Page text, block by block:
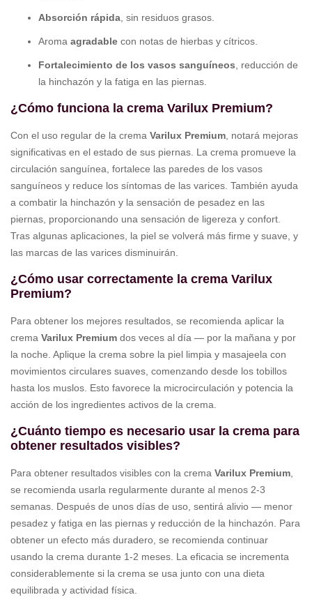
Absorción rápida , sin residuos grasos.
Aroma agradable con notas de hierbas y cítricos.
Fortalecimiento de los vasos sanguíneos , reducción de
la hinchazón y la fatiga en las piernas.
¿Cómo funciona la crema Varilux Premium?
Con el uso regular de la crema Varilux Premium , notará mejoras
significativas en el estado de sus piernas. La crema promueve la
circulación sanguínea, fortalece las paredes de los vasos
sanguíneos y reduce los síntomas de las varices. También ayuda
a combatir la hinchazón y la sensación de pesadez en las
piernas, proporcionando una sensación de ligereza y confort.
Tras algunas aplicaciones, la piel se volverá más firme y suave, y
las marcas de las varices disminuirán.
¿Cómo usar correctamente la crema Varilux
Premium?
Para obtener los mejores resultados, se recomienda aplicar la
crema Varilux Premium dos veces al día — por la mañana y por
la noche. Aplique la crema sobre la piel limpia y masajeela con
movimientos circulares suaves, comenzando desde los tobillos
hasta los muslos. Esto favorece la microcirculación y potencia la
acción de los ingredientes activos de la crema.
¿Cuánto tiempo es necesario usar la crema para
obtener resultados visibles?
Para obtener resultados visibles con la crema Varilux Premium
se recomienda usarla regularmente durante al menos 2-3
semanas. Después de unos días de uso, sentirá alivio — menor
pesadez y fatiga en las piernas y reducción de la hinchazón. Para
obtener un efecto más duradero, se recomienda continuar
usando la crema durante 1-2 meses. La eficacia se incrementa
considerablemente si la crema se usa junto con una dieta
equilibrada y actividad física.